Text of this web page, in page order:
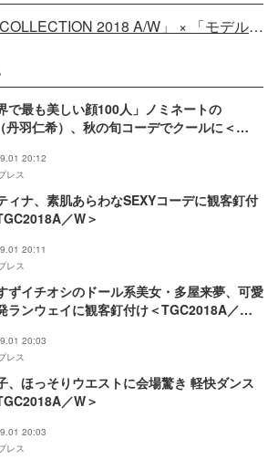
「TOKYO GIRLS COLLECTION 2018 A/W」 × 「モデルプレス」コラボサイト - モデルプレス
で最も美しい顔100人」ノミネートの
丹羽仁希）、秋の旬コーデでクールに＜
20:12
レス
ィナ、素肌あらわなSEXYコーデに観客釘付
／W＞
20:11
レス
ずイチオシのドール系美女・多屋来夢、可愛
ランウェイに観客釘付け＜TGC2018A／W
20:03
レス
、ほっそりウエストに会場驚き 軽快ダンス
／W＞
20:03
レス